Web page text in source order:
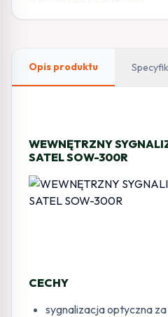
Opis produktu
WEWNĘTRZNY
SATEL SOW-300R
CECHY
sygnalizacja optyczna